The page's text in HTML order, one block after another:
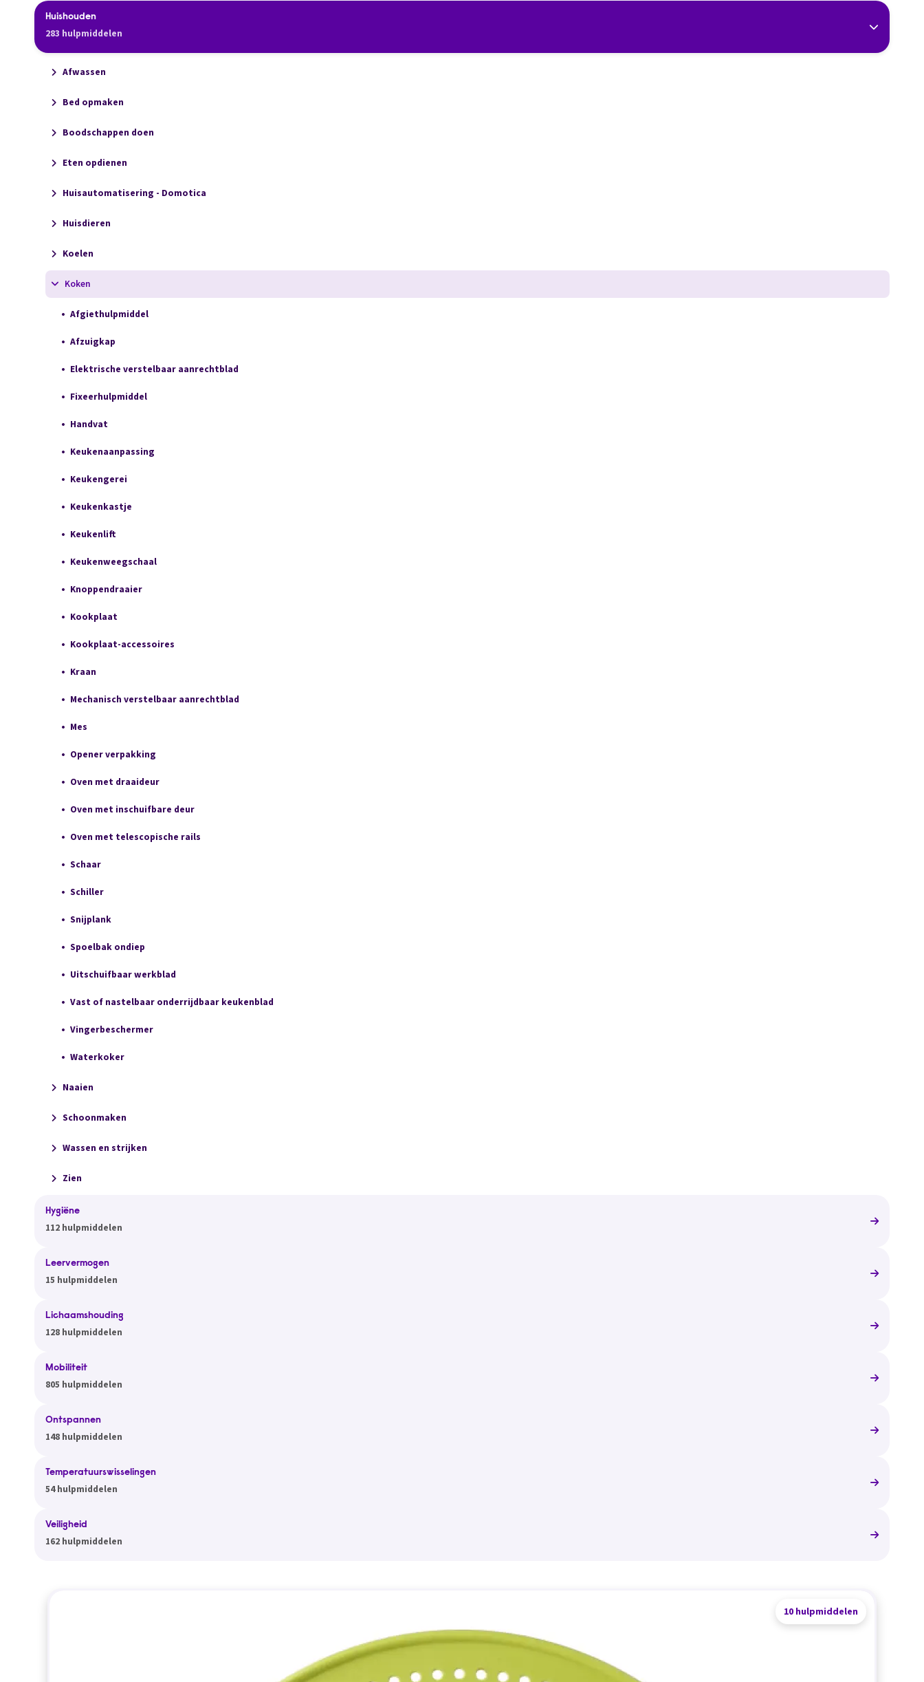
Huishouden
283 hulpmiddelen
Afwassen
Bed opmaken
Boodschappen doen
Eten opdienen
Huisautomatisering - Domotica
Huisdieren
Koelen
Koken
Afgiethulpmiddel
Afzuigkap
Elektrische verstelbaar aanrechtblad
Fixeerhulpmiddel
Handvat
Keukenaanpassing
Keukengerei
Keukenkastje
Keukenlift
Keukenweegschaal
Knoppendraaier
Kookplaat
Kookplaat-accessoires
Kraan
Mechanisch verstelbaar aanrechtblad
Mes
Opener verpakking
Oven met draaideur
Oven met inschuifbare deur
Oven met telescopische rails
Schaar
Schiller
Snijplank
Spoelbak ondiep
Uitschuifbaar werkblad
Vast of nastelbaar onderrijdbaar keukenblad
Vingerbeschermer
Waterkoker
Naaien
Schoonmaken
Wassen en strijken
Zien
Hygiëne
112 hulpmiddelen
Leervermogen
15 hulpmiddelen
Lichaamshouding
128 hulpmiddelen
Mobiliteit
805 hulpmiddelen
Ontspannen
148 hulpmiddelen
Temperatuurswisselingen
54 hulpmiddelen
Veiligheid
162 hulpmiddelen
10 hulpmiddelen